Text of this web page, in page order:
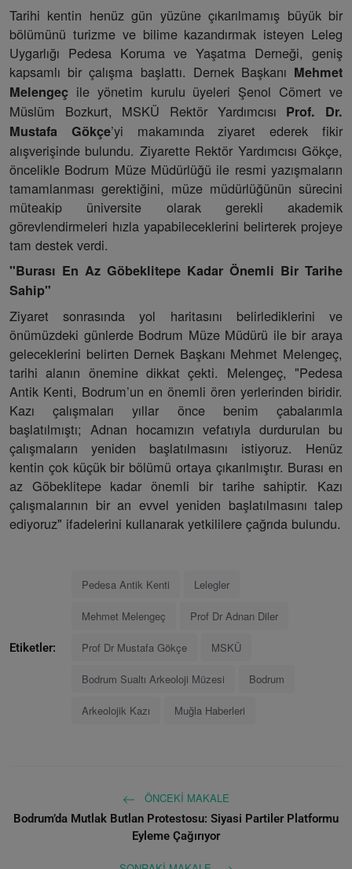
Tarihi kentin henüz gün yüzüne çıkarılmamış büyük bir
bölümünü turizme ve bilime kazandırmak isteyen Leleg
Uygarlığı Pedesa Koruma ve Yaşatma Derneği, geniş
kapsamlı bir çalışma başlattı. Dernek Başkanı Mehmet
Melengeç ile yönetim kurulu üyeleri Şenol Cömert ve
Müslüm Bozkurt, MSKÜ Rektör Yardımcısı Prof. Dr.
Mustafa Gökçe’yi makamında ziyaret ederek fikir
alışverişinde bulundu. Ziyarette Rektör Yardımcısı Gökçe,
öncelikle Bodrum Müze Müdürlüğü ile resmi yazışmaların
tamamlanması gerektiğini, müze müdürlüğünün sürecini
müteakip üniversite olarak gerekli akademik
görevlendirmeleri hızla yapabileceklerini belirterek projeye
tam destek verdi.
"Burası En Az Göbeklitepe Kadar Önemli Bir Tarihe
Sahip"
Ziyaret sonrasında yol haritasını belirlediklerini ve
önümüzdeki günlerde Bodrum Müze Müdürü ile bir araya
geleceklerini belirten Dernek Başkanı Mehmet Melengeç,
tarihi alanın önemine dikkat çekti. Melengeç, "Pedesa
Antik Kenti, Bodrum’un en önemli ören yerlerinden biridir.
Kazı çalışmaları yıllar önce benim çabalarımla
başlatılmıştı; Adnan hocamızın vefatıyla durdurulan bu
çalışmaların yeniden başlatılmasını istiyoruz. Henüz
kentin çok küçük bir bölümü ortaya çıkarılmıştır. Burası en
az Göbeklitepe kadar önemli bir tarihe sahiptir. Kazı
çalışmalarının bir an evvel yeniden başlatılmasını talep
ediyoruz" ifadelerini kullanarak yetkililere çağrıda bulundu.
Etiketler:
Pedesa Antik Kenti Lelegler
Mehmet Melengeç Prof Dr Adnan Diler
Prof Dr Mustafa Gökçe MSKÜ
Bodrum Sualtı Arkeoloji Müzesi Bodrum
Arkeolojik Kazı Muğla Haberleri
ÖNCEKI MAKALE
Bodrum’da Mutlak Butlan Protestosu: Siyasi Partiler Platformu
Eyleme Çağırıyor